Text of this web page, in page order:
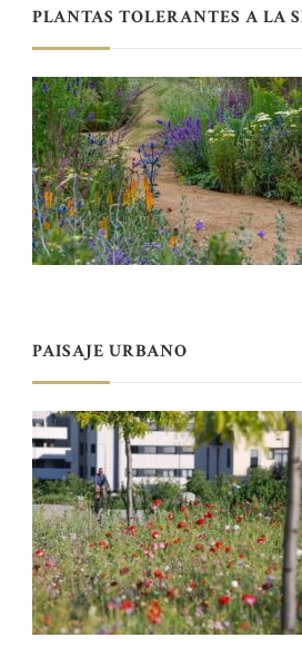
PLANTAS TOLERANTES A LA
PAISAJE URBANO